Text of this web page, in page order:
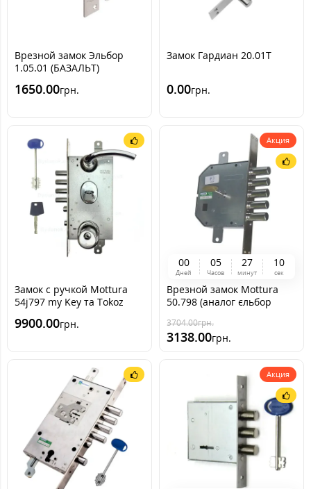
Врезной замок Эльбор
1.05.01 (БАЗАЛЬТ)
1650.00грн.
Замок Гардиан 20.01T
0.00грн.
Замок с ручкой Mottura
54j797 my Key та Tokoz
9900.00грн.
Акция
00
Дней
05
Часов
27
минут
09
сек
Врезной замок Mottura
50.798 (аналог єльбор
3704.00грн.
3138.00грн.
Акция